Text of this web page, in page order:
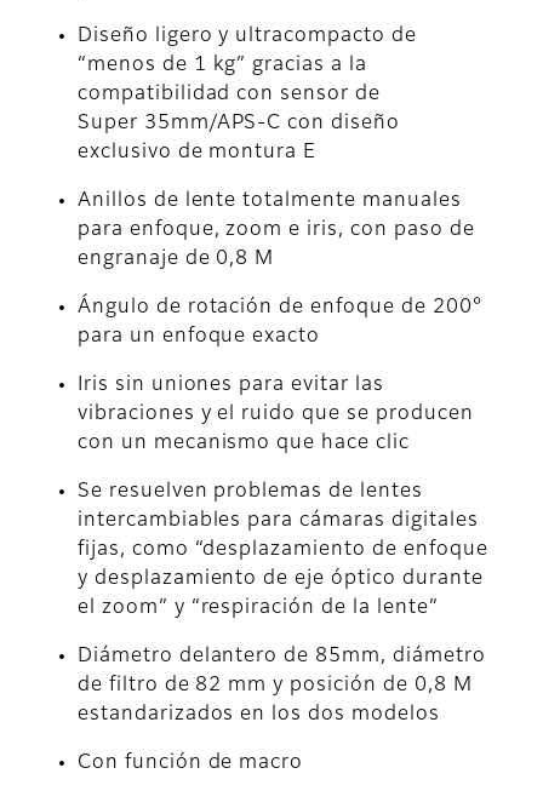
Diseño ligero y ultracompacto de
“menos de 1 kg” gracias a la
compatibilidad con sensor de
Super 35mm/APS-C con diseño
exclusivo de montura E
Anillos de lente totalmente manuales
para enfoque, zoom e iris, con paso de
engranaje de 0,8 M
Ángulo de rotación de enfoque de 200°
para un enfoque exacto
Iris sin uniones para evitar las
vibraciones y el ruido que se producen
con un mecanismo que hace clic
Se resuelven problemas de lentes
intercambiables para cámaras digitales
fijas, como “desplazamiento de enfoque
y desplazamiento de eje óptico durante
el zoom” y “respiración de la lente”
Diámetro delantero de 85mm, diámetro
de filtro de 82 mm y posición de 0,8 M
estandarizados en los dos modelos
Con función de macro